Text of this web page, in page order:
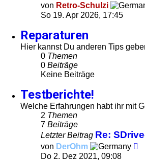
von Retro-Schulzi
So 19. Apr 2026, 17:45
Reparaturen
Hier kannst Du anderen Tips
0 Themen
0 Beiträge
Keine Beiträge
Testberichte!
Welche Erfahrungen habt ihr mit
2 Themen
7 Beiträge
Letzter Beitrag Re:
von DerOhm
Do 2. Dez 2021, 09:08